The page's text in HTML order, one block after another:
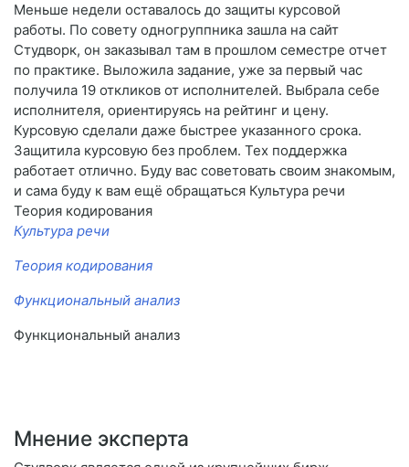
Меньше недели оставалось до защиты курсовой
работы. По совету одногруппника зашла на сайт
Студворк, он заказывал там в прошлом семестре отчет
по практике. Выложила задание, уже за первый час
получила 19 откликов от исполнителей. Выбрала себе
исполнителя, ориентируясь на рейтинг и цену.
Курсовую сделали даже быстрее указанного срока.
Защитила курсовую без проблем. Тех поддержка
работает отлично. Буду вас советовать своим знакомым,
и сама буду к вам ещё обращаться Культура речи
Теория кодирования
Культура речи
Теория кодирования
Функциональный анализ
Функциональный анализ
Мнение эксперта